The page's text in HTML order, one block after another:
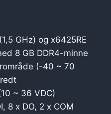
GHz) og x6425RE
8 GB DDR4-minne
(-40 ~ 70
~ 36 VDC)
8 x DO, 2 x COM